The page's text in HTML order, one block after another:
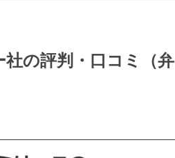
の評判・口コミ（弁